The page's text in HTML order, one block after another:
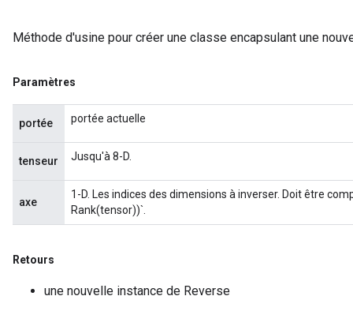
Méthode d'usine pour créer une classe encapsulant une
Paramètres
portée portée actuelle
tenseur Jusqu'à 8-D.
axe
1-D. Les indices des dimensions à inverser. Doit être
Rank(tensor))`.
Retours
une nouvelle instance de Reverse